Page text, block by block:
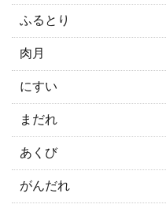
ふるとり
肉月
にすい
まだれ
あくび
がんだれ